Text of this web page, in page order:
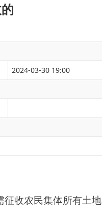
2024-03-30 19:00
地的，可以依法实施征